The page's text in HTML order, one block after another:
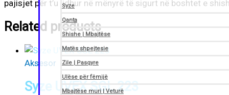
Syze
Qanta
Shishe | Mbajtëse
Matës shpejtesie
Zile | Pasqyre
Ulëse për fëmijë
Mbajtëse muri | Veturë
pajisjet për t’u lidhur në mënyrë të sigurt në boshtet e
Related products
Aksesor
Syze UVEX SGL 223